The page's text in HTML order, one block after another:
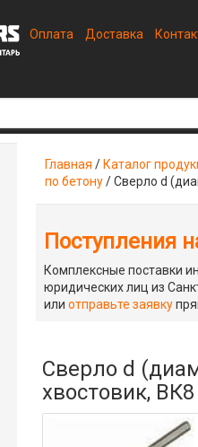
Оплата Доставка
Главная / Каталог
по бетону/Сверло d
Поступления
Комплексные поставки
юридических лиц из
илиотправьте заявку
Сверло d
хвостовик,